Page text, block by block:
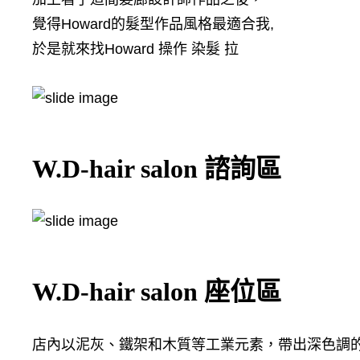
覺得Howard的髮型作品風格最適合我,
於是就來找Howard 操作 染髮 拉
W.D-hair salon 諮詢區
W.D-hair salon 座位區
店內以泥灰、鐵架和木質等工業元素，帶出深色調